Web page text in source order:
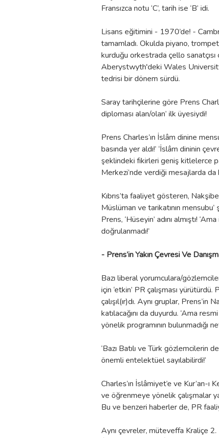
Fransızca notu ‘C’, tarih ise ‘B’ idi.
Lisans eğitimini - 1970’de! -
tamamladı. Okulda piyano,
kurduğu orkestrada çello sanatçısı
Aberystwyth'deki Wales
tedrisi bir dönem sürdü.
Saray tarihçilerine göre Prens
diploması alan/olan’ ilk üyesiydi!
Prens Charles’ın İslâm dinine
basında yer aldı!’ ‘İslâm dininin
şeklindeki fikirleri geniş kitlelerce
Merkezi’nde verdiği mesajlarda
Kıbrıs’ta faaliyet gösteren,
Müslüman ve tarikatının
Prens, ‘Hüseyin’ adını almıştı!
doğrulanmadı!’
- Prens’in Yakın Çevresi Ve
Bazı liberal yorumculara/
için ‘etkin’ PR çalışması
çalışıl(ır)dı. Aynı gruplar, Prens’in
katılacağını da duyurdu. ‘Ama
yönelik programının bulunmadığı
‘Bazı Batılı ve Türk
önemli entelektüel sayılabilirdi!’
Charles’ın İslâmiyet’e ve Kur’an-ı
ve öğrenmeye yönelik çalışmalar
Bu ve benzeri haberler de, PR
Aynı çevreler, müteveffa Kraliçe 2.